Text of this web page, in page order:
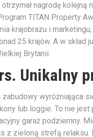
nagrodę kolejną
TITAN Property
krajobrazu i
25 krajów. A w
Brytanii.
Unikalny
zabudowy wyróżniająca
lub loggie. To nie
garaż podziemny.
z zieloną strefą relaksu.